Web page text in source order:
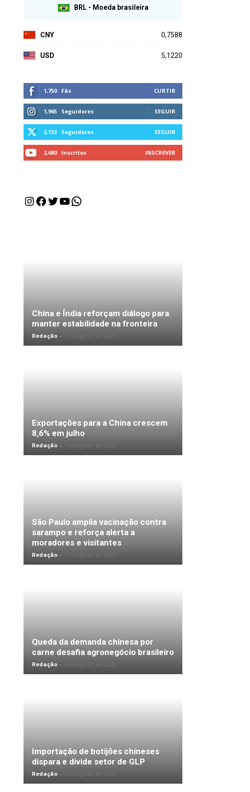
BRL - Moeda brasileira
CNY 0,7588
USD 5,1220
1,750 Fãs CURTIR
1,965 Seguidores SEGUIR
2,133 Seguidores SEGUIR
2,680 Inscritos INSCREVER
Instagram
Facebook
Twitter
Youtube
WhatsApp
China e Índia reforçam diálogo para
manter estabilidade na fronteira
Redação -
Exportações para a China crescem
8,6% em julho
Redação -
São Paulo amplia vacinação contra
sarampo e reforça alerta a
moradores e visitantes
Redação -
Queda da demanda chinesa por
carne desafia agronegócio brasileiro
Redação -
Importação de botijões chineses
dispara e divide setor de GLP
Redação -